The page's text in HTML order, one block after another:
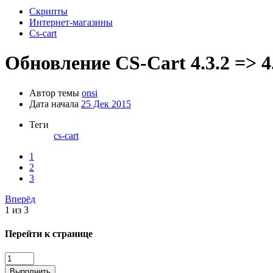
Скрипты
Интернет-магазины
Cs-cart
Обновление CS-Cart 4.3.2 =>
Автор темы onsi
Дата начала 25 Дек 2015
Теги
cs-cart
1
2
3
Вперёд
1 из 3
Перейти к странице